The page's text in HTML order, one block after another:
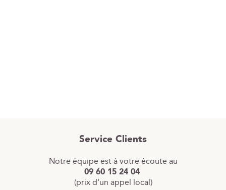
Service Clients
Notre équipe est à votre écoute au
09 60 15 24 04
(prix d'un appel local)